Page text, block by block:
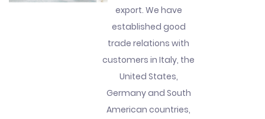
export. We have
established good
trade relations with
customers in Italy, the
United States,
Germany and South
American countries,